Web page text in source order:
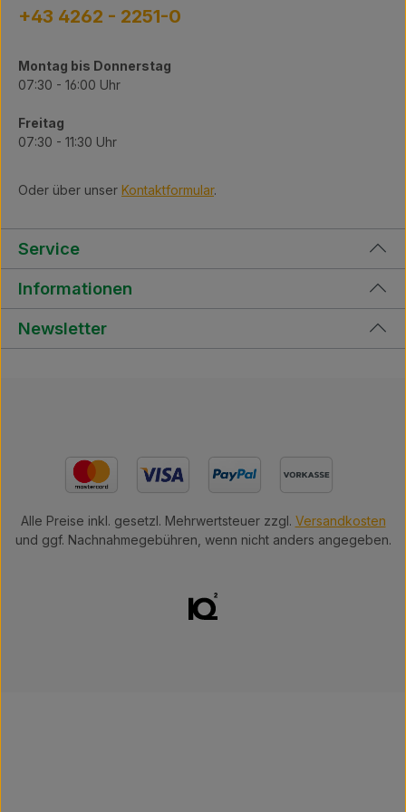
+43 4262 - 2251-0
Montag bis Donnerstag
07:30 - 16:00 Uhr
Freitag
07:30 - 11:30 Uhr
Oder über unser Kontaktformular.
Service
Informationen
Newsletter
Alle Preise inkl. gesetzl. Mehrwertsteuer zzgl. Versandkosten
und ggf. Nachnahmegebühren, wenn nicht anders angegeben.